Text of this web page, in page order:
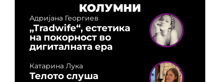
КОЛУМНИ
Адријана Георгиев
„Tradwife“, естетика
на покорност во
дигиталната ера
Катарина Лука
Телото слуша